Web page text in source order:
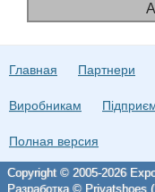
Главная Партнери
Виробникам
Полная версия
Copyright © 2005-2026
Разработка © Privatshoes